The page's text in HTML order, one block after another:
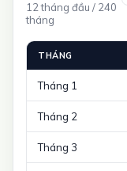
12 tháng đầu / 240
tháng
THÁNG
Tháng 1
Tháng 2
Tháng 3